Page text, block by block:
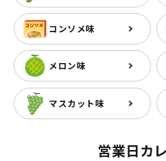
コンソメ味
メロン味
マスカット味
営業日カ